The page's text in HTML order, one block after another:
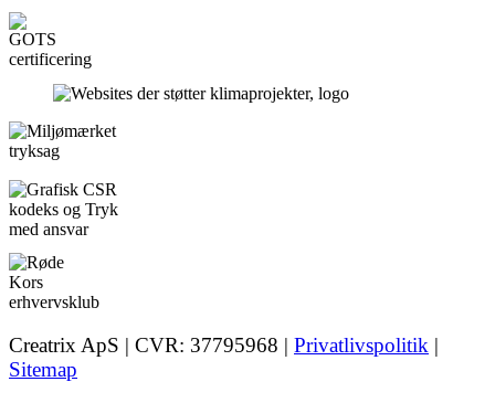
Creatrix ApS | CVR: 37795968 | Privatlivspolitik |
Sitemap